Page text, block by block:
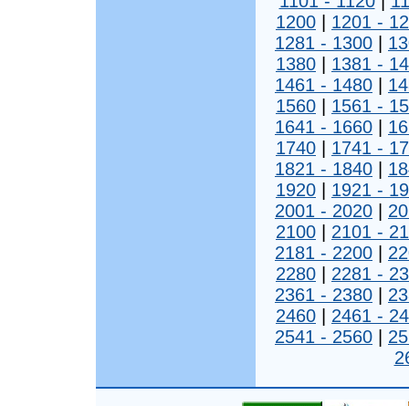
1200
1201 -
1281 - 1300
1380
1381 -
1461 - 1480
1560
1561 -
1641 - 1660
1740
1741 -
1821 - 1840
1920
1921 -
2001 - 2020
2100
2101 -
2181 - 2200
2280
2281 -
2361 - 2380
2460
2461 -
2541 - 2560